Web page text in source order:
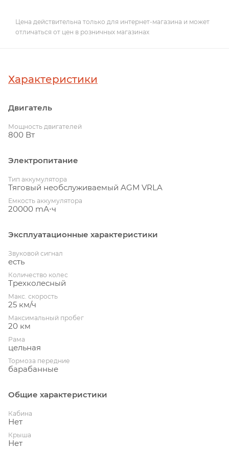
Цена действительна только для интернет-магазина и может
отличаться от цен в розничных магазинах
Характеристики
Двигатель
Мощность двигателей
800 Вт
Электропитание
Тип аккумулятора
Тяговый необслуживаемый AGM VRLA
Емкость аккумулятора
20000 mА⋅ч
Эксплуатационные характеристики
Звуковой сигнал
есть
Количество колес
Трехколесный
Макс. скорость
25 км/ч
Максимальный пробег
20 км
Рама
цельная
Тормоза передние
барабанные
Общие характеристики
Кабина
Нет
Крыша
Нет